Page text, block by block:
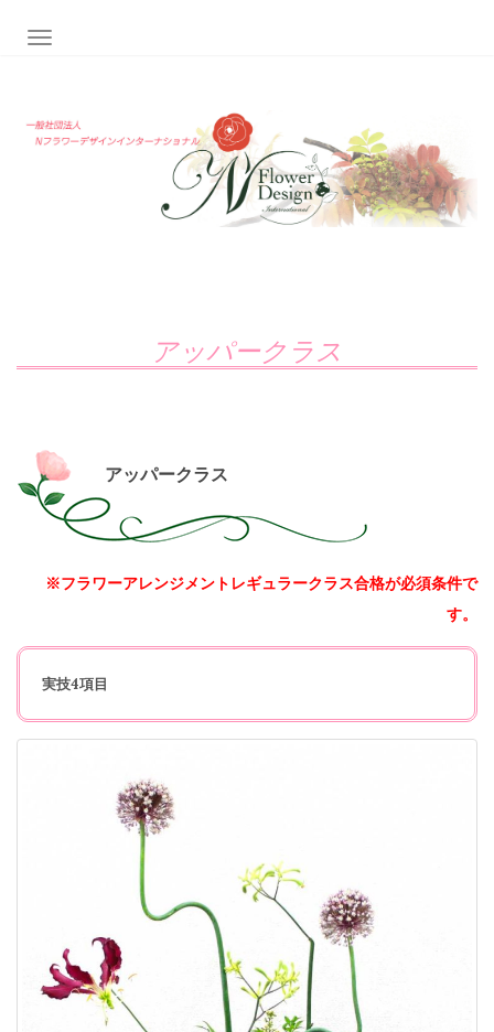
ナビゲーション切り替え
アッパークラス
アッパークラス
※フラワーアレンジメントレギュラークラス合格が必須条件で
す。
実技4項目